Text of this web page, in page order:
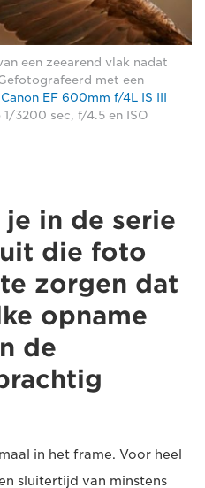
een zeearend vlak nadat
met een
Canon EF 600mm f/4L IS III
3200 sec, f/4.5 en ISO
in de serie
die foto
zorgen dat
opname
de
in het frame. Voor heel
sluitertijd van minstens